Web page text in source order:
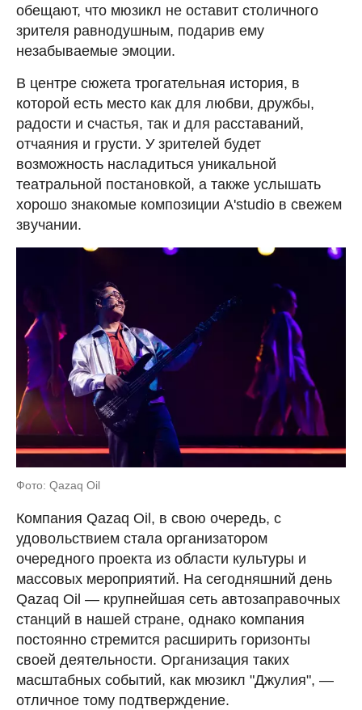
обещают, что мюзикл не оставит столичного
зрителя равнодушным, подарив ему
незабываемые эмоции.
В центре сюжета трогательная история, в
которой есть место как для любви, дружбы,
радости и счастья, так и для расставаний,
отчаяния и грусти. У зрителей будет
возможность насладиться уникальной
театральной постановкой, а также услышать
хорошо знакомые композиции A'studio в свежем
звучании.
Фото: Qazaq Oil
Компания Qazaq Oil, в свою очередь, с
удовольствием стала организатором
очередного проекта из области культуры и
массовых мероприятий. На сегодняшний день
Qazaq Oil — крупнейшая сеть автозаправочных
станций в нашей стране, однако компания
постоянно стремится расширить горизонты
своей деятельности. Организация таких
масштабных событий, как мюзикл "Джулия", —
отличное тому подтверждение.